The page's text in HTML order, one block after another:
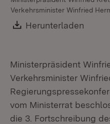
Verkehrsminister Winfried
Download:
Herunterladen
Ministerpräsident
Verkehrsminister
vom Ministerrat
die 3. Fortschreibung